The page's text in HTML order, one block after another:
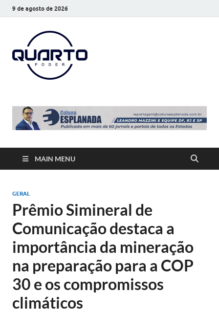
9 de agosto de 2026
MAIN MENU
GERAL
Prêmio Simineral de
Comunicação destaca a
importância da mineração
na preparação para a COP
30 e os compromissos
climáticos